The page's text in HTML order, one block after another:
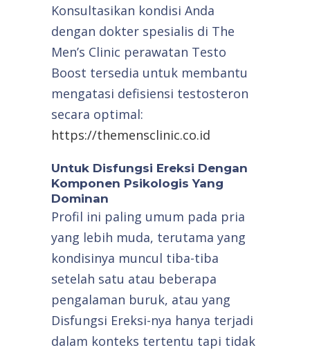
Konsultasikan kondisi Anda
dengan dokter spesialis di The
Men’s Clinic perawatan Testo
Boost tersedia untuk membantu
mengatasi defisiensi testosteron
secara optimal:
https://themensclinic.co.id
Untuk Disfungsi Ereksi Dengan
Komponen Psikologis Yang
Dominan
Profil ini paling umum pada pria
yang lebih muda, terutama yang
kondisinya muncul tiba-tiba
setelah satu atau beberapa
pengalaman buruk, atau yang
Disfungsi Ereksi-nya hanya terjadi
dalam konteks tertentu tapi tidak